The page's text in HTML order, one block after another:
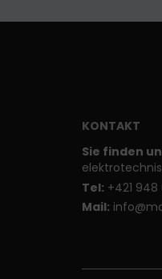
KONTAKT
Sie finden
Tel: +421
Mail: